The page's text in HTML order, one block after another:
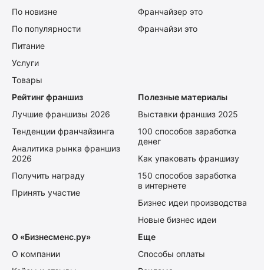
По новизне
По популярности
Питание
Услуги
Товары
Франчайзер это
Франчайзи это
Рейтинг франшиз
Лучшие франшизы 2026
Тенденции франчайзинга
Аналитика рынка франшиз
2026
Получить награду
Принять участие
Полезные материалы
Выставки франшиз 2025
100 способов заработка
денег
Как упаковать франшизу
150 способов заработка
в интернете
Бизнес идеи производства
Новые бизнес идеи
О «Бизнесменс.ру»
О компании
Еще
Способы оплаты